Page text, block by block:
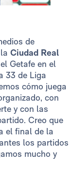
de
Ciudad Real
Getafe en el
33 de Liga
cómo juega
con
y con las
Creo que
el final de la
los partidos
mucho y